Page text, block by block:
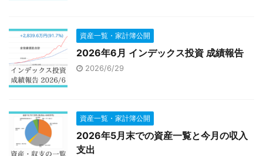
資産一覧・家計簿公開
2026年6月 インデックス投資 成績報告
2026/6/29
資産一覧・家計簿公開
2026年5月末での資産一覧と今月の収入
支出